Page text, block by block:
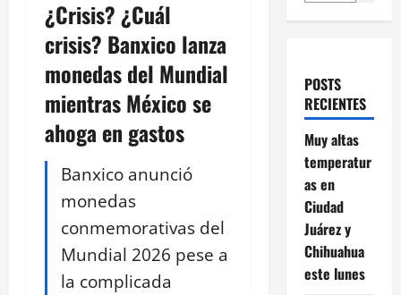
¿Crisis? ¿Cuál
crisis? Banxico lanza
monedas del Mundial
mientras México se
ahoga en gastos
Banxico anunció
monedas
conmemorativas del
Mundial 2026 pese a
la complicada
POSTS
RECIENTES
Muy altas
temperatur
as en
Ciudad
Juárez y
Chihuahua
este lunes